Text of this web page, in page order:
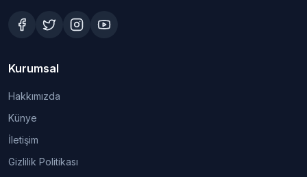
Kurumsal
Hakkımızda
Künye
İletişim
Gizlilik Politikası